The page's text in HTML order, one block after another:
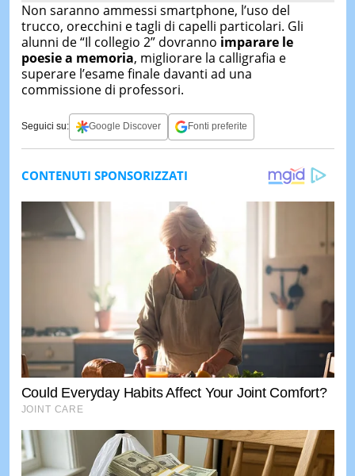
Non saranno ammessi smartphone, l’uso del
trucco, orecchini e tagli di capelli particolari. Gli
alunni de “Il collegio 2” dovranno imparare le
poesie a memoria, migliorare la calligrafia e
superare l’esame finale davanti ad una
commissione di professori.
Seguici su: Google Discover Fonti preferite